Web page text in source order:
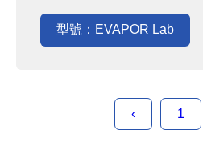
EVAPOR之中，前
留，適用於各研究學
型號：EVAPOR Lab
‹ 1